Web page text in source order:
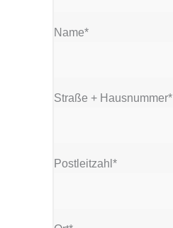
Name*
Straße + Hausnummer*
Postleitzahl*